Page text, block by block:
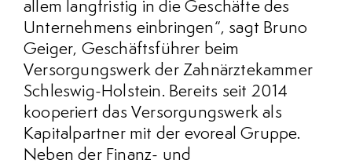
allem langfristig in die Geschäfte des
Unternehmens einbringen“, sagt Bruno
Geiger, Geschäftsführer beim
Versorgungswerk der Zahnärztekammer
Schleswig-Holstein. Bereits seit 2014
kooperiert das Versorgungswerk als
Kapitalpartner mit der evoreal Gruppe.
Neben der Finanz- und